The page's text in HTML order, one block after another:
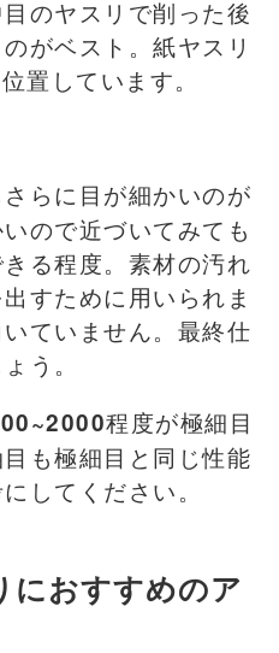
のヤスリで削った後
がベスト。紙ヤスリ
置しています。
らに目が細かいのが
ので近づいてみても
る程度。素材の汚れ
すために用いられま
ていません。最終仕
う。
程度が極細目
も極細目と同じ性能
してください。
におすすめのア